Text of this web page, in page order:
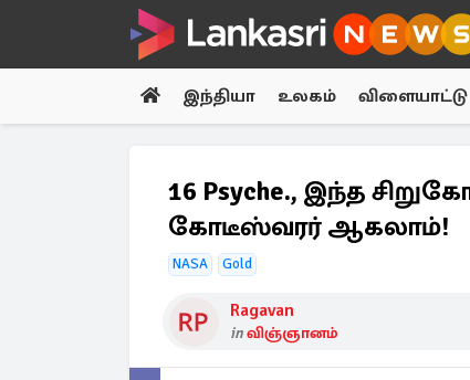
இந்தியா உலகம் விளையாட்டு
16 Psyche., இந்த
கோடீஸ்வரர் ஆகலாம்!
NASA Gold
Ragavan
inவிஞ்ஞானம்